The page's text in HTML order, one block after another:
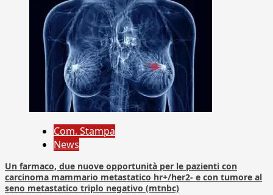
Com. Stampa
News
Un farmaco, due nuove opportunità per le pazienti con
carcinoma mammario metastatico hr+/her2- e con tumore al
seno metastatico triplo negativo (mtnbc)